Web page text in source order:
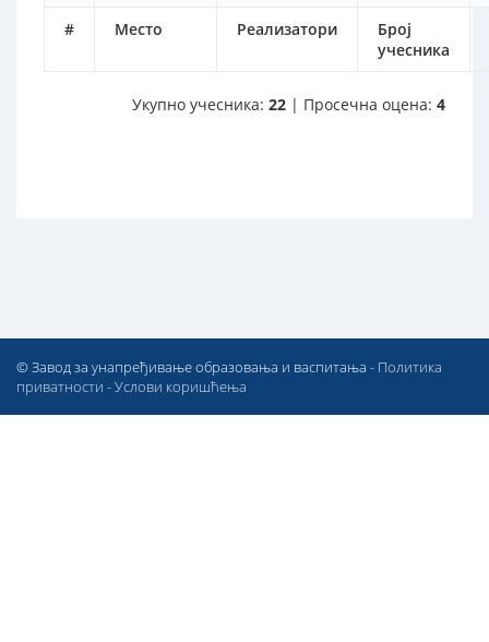
# Место Реализатори
Број
учесника
Укупно учесника: 22 | Просечна оцена: 4
© Завод за унапређивање образовања и васпитања - Политика
приватности -Услови коришћења